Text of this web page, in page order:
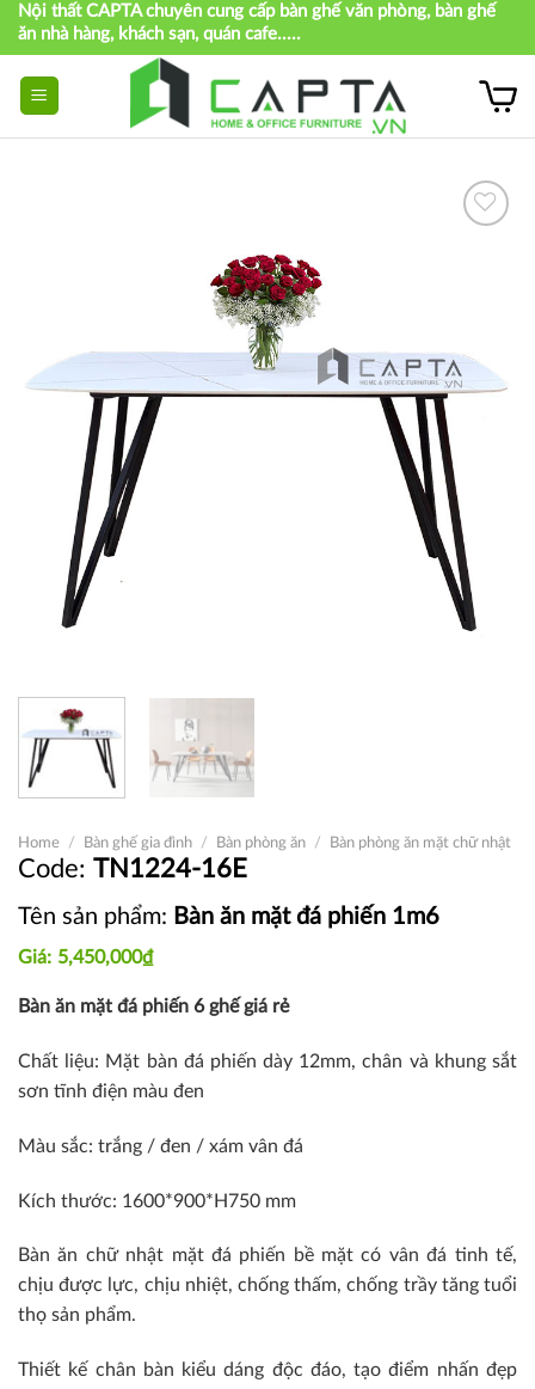
Skip
content
Nội thất CAPTA chuyên cung cấp bàn ghế văn phòng, bàn ghế
ăn nhà hàng, khách sạn, quán cafe.....
Home / Bàn ghế gia đình / Bàn phòng ăn / Bàn phòng ăn mặt chữ nhật
TN1224-16E
Tên sản phẩm: Bàn ăn mặt đá phiến 1m6
5,450,000₫
Bàn ăn mặt đá phiến 6 ghế giá rẻ
Chất liệu: Mặt bàn đá phiến dày 12mm, chân và khung sắt
sơn tĩnh điện màu đen
Màu sắc: trắng / đen / xám vân đá
Kích thước: 1600*900*H750 mm
Bàn ăn chữ nhật mặt đá phiến bề mặt có vân đá tinh tế,
chịu được lực, chịu nhiệt, chống thấm, chống trầy tăng tuổi
thọ sản phẩm.
Thiết kế chân bàn kiểu dáng độc đáo, tạo điểm nhấn đẹp